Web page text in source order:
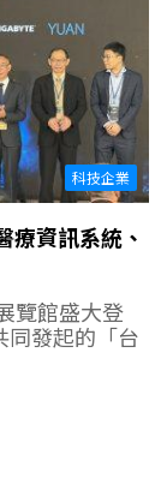
科技企業
療資訊系統、
覽館盛大登
同發起的「台